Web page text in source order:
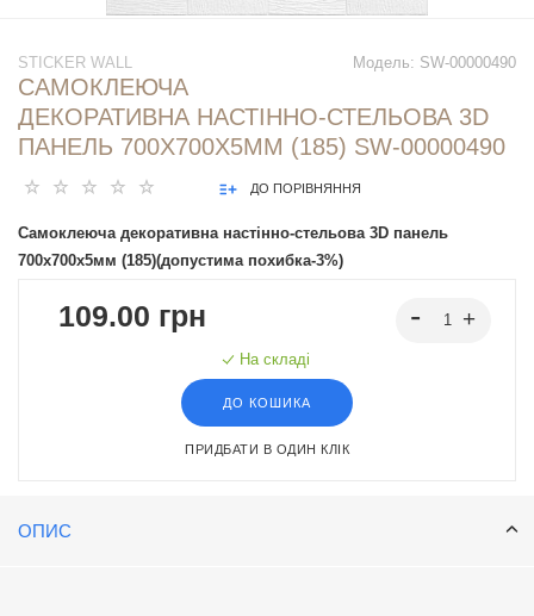
Модель: SW-00000490
STICKER WALL
САМОКЛЕЮЧА
ДЕКОРАТИВНА НАСТІННО-СТЕЛЬОВА 3D
ПАНЕЛЬ 700Х700Х5ММ (185) SW-00000490
ДО ПОРІВНЯННЯ
Самоклеюча декоративна настінно-стельова 3D панель
700х700х5мм (185)(допустима похибка-3%)
109.00 грн
На складі
ДО КОШИКА
ПРИДБАТИ В ОДИН КЛІК
ОПИС